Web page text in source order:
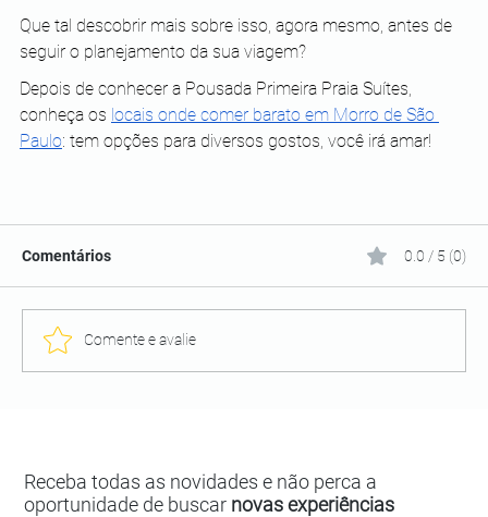
Que tal descobrir mais sobre isso, agora mesmo, antes de
seguir o planejamento da sua viagem?
Depois de conhecer a Pousada Primeira Praia Suítes,
conheça os locais onde comer barato em Morro de São
Paulo: tem opções para diversos gostos, você irá amar!
Comentários 0.0 / 5 (0)
Comente e avalie
Receba todas as novidades e não perca a
oportunidade de buscar novas experiências